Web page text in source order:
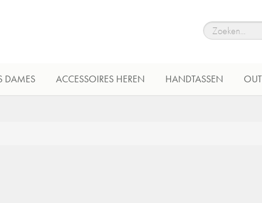
DAMES ACCESSOIRES HEREN HANDTASSEN